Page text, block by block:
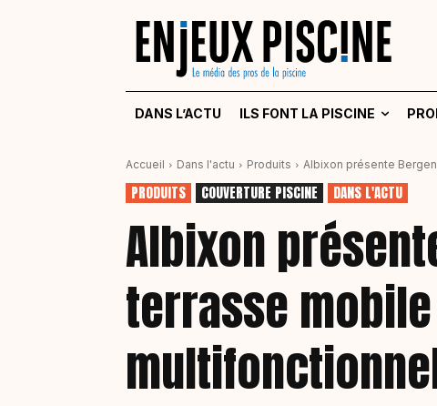
DANS L’ACTU ILS FONT LA PISCINE
Accueil Dans l'actu Produits Albixon présente
PRODUITS COUVERTURE PISCINE DANS L'ACTU
Albixon
terrasse mobile